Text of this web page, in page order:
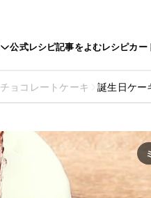
公式レシピ記事をよむレシピカー
チョコレートケーキ 誕生日ケ